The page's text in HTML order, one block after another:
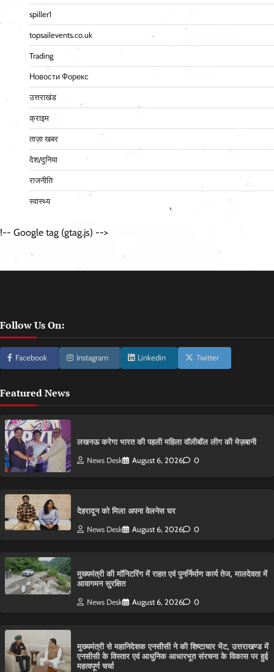
spiller1
topsailevents.co.uk
Trading
Новости Форекс
उत्तराखंड
क्राइम
ताज़ा खबर
देश/दुनिया
राजनीति
स्वास्थ्य
!-- Google tag (gtag.js) -->
Follow Us On:
Facebook Instagram Linkedin Twitter
Featured News
लखनऊ करेगा भारत की पहली महिला वॉलीबॉल लीग की मेज़बानी
News Desk August 6, 2026 0
देहरादून को मिला अपना वेलनेस घर
News Desk August 6, 2026 0
मुख्यमंत्री की मॉनिटरिंग में राहत एवं पुनर्निर्माण कार्य तेज, मालदेवता में
आवागमन सुरक्षित
News Desk August 6, 2026 0
मुख्यमंत्री से महानिदेशक एनसीसी ने की शिष्टाचार भेंट, उत्तराखण्ड में
एनसीसी के विस्तार एवं आधुनिक आधारभूत संरचना के विकास पर हुई
महत्वपूर्ण चर्चा